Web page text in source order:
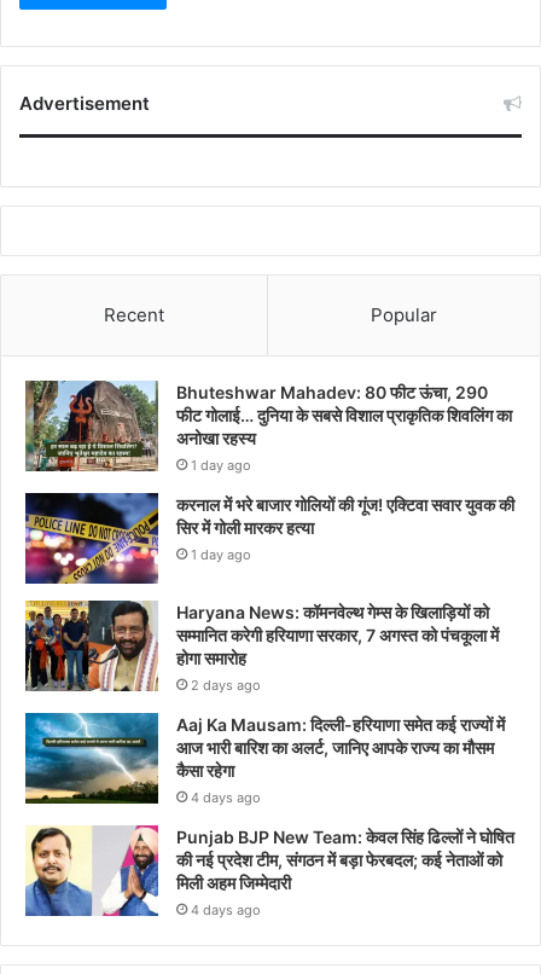
Advertisement
Recent Popular
Bhuteshwar Mahadev: 80 फीट ऊंचा, 290
फीट गोलाई… दुनिया के सबसे विशाल प्राकृतिक शिवलिंग का
अनोखा रहस्य
1 day ago
करनाल में भरे बाजार गोलियों की गूंज! एक्टिवा सवार युवक की
सिर में गोली मारकर हत्या
1 day ago
Haryana News: कॉमनवेल्थ गेम्स के खिलाड़ियों को
सम्मानित करेगी हरियाणा सरकार, 7 अगस्त को पंचकूला में
होगा समारोह
2 days ago
Aaj Ka Mausam: दिल्ली-हरियाणा समेत कई राज्यों में
आज भारी बारिश का अलर्ट, जानिए आपके राज्य का मौसम
कैसा रहेगा
4 days ago
Punjab BJP New Team: केवल सिंह ढिल्लों ने घोषित
की नई प्रदेश टीम, संगठन में बड़ा फेरबदल; कई नेताओं को
मिली अहम जिम्मेदारी
4 days ago